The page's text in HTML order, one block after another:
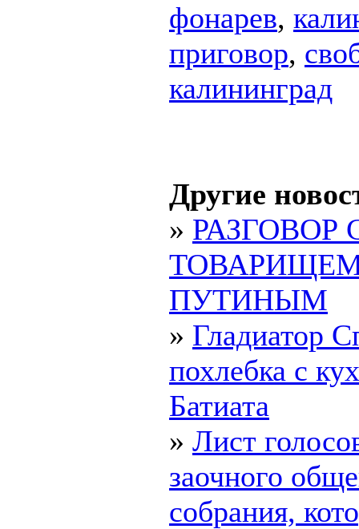
фонарев,
приговор,
калининград
Другие
» РАЗГОВОР
ПУТИНЫМ
» Гладиатор
похлебка с
Батиата
» Лист
заочного
собрания,